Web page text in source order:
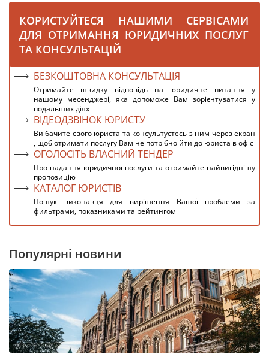
КОРИСТУЙТЕСЯ НАШИМИ СЕРВІСАМИ
ДЛЯ ОТРИМАННЯ ЮРИДИЧНИХ ПОСЛУГ
ТА КОНСУЛЬТАЦІЙ
БЕЗКОШТОВНА КОНСУЛЬТАЦІЯ
Отримайте швидку відповідь на юридичне питання у
нашому месенджері, яка допоможе Вам зорієнтуватися у
подальших діях
ВІДЕОДЗВІНОК ЮРИСТУ
Ви бачите свого юриста та консультуєтесь з ним через екран
, щоб отримати послугу Вам не потрібно йти до юриста в офіс
ОГОЛОСІТЬ ВЛАСНИЙ ТЕНДЕР
Про надання юридичної послуги та отримайте найвигіднішу
пропозицію
КАТАЛОГ ЮРИСТІВ
Пошук виконавця для вирішення Вашої проблеми за
фильтрами, показниками та рейтингом
Популярні новини